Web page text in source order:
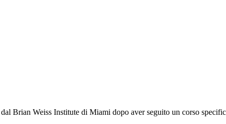
Brian Weiss Institute di Miami dopo aver seguito un corso